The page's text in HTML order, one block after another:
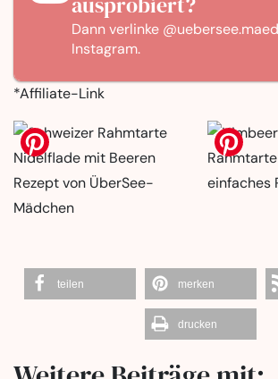
Dann verlinke
Instagram.
*Affiliate-Link
teilen merken
drucken